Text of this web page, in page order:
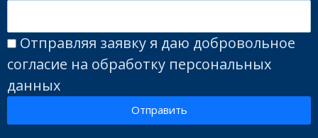
Отправляя заявку я даю добровольное
согласие на обработку персональных
данных
Отправить